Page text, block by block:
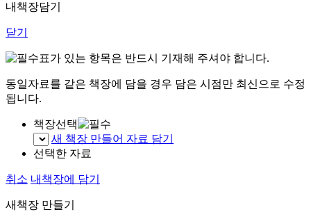
내책장담기
닫기
표가 있는 항목은 반드시 기재해 주셔야 합니다.
동일자료를 같은 책장에 담을 경우 담은 시점만 최신으로 수정
됩니다.
책장선택
새 책장 만들어 자료 담기
선택한 자료
취소 내책장에 담기
새책장 만들기